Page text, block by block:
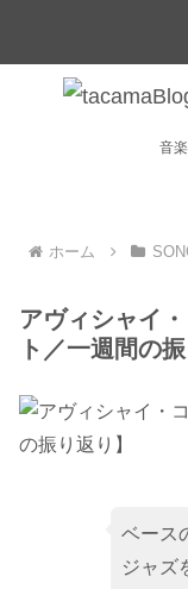
音
ホーム
アヴィシャイ
ト／一週間の振
ベース
ジャズ